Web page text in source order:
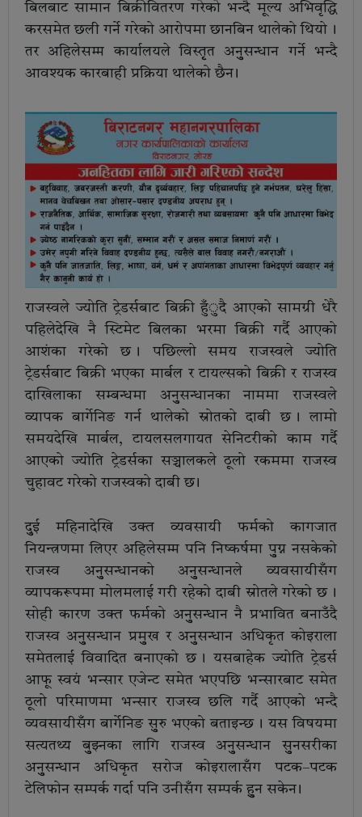
बिलबाट सामान बिक्रीवितरण गरेको भन्दै मूल्य अभिवृद्धि
करसमेत छली गर्ने गरेको आरोपमा छानबिन थालेको थियो ।
तर अहिलेसम्म कार्यालयले विस्तृृत अनुुसन्धान गर्ने भन्दै
आवश्यक कारबाही प्रक्रिया थालेको छैन ।
राजस्वले ज्योति ट्रेडर्सबाट बिक्री हुँुदै आएको सामग्री धेरै
पहिलेदेखि नै स्टिमेट बिलका भरमा बिक्री गर्दै आएको
आशंका गरेको छ । पछिल्लो समय राजस्वले ज्योति
ट्रेडर्सबाट बिक्री भएका मार्बल र टायल्सको बिक्री र राजस्व
दाखिलाका सम्बन्धमा अनुुसन्धानका नाममा राजस्वले
व्यापक बार्गेनिङ गर्न थालेको स्रोतको दाबी छ । लामो
समयदेखि मार्बल, टायलसलगायत सेनिटरीको काम गर्दै
आएको ज्योति ट्रेडर्सका सञ्चालकले ठूलो रकममा राजस्व
चुहावट गरेको राजस्वको दाबी छ ।
दुुई महिनादेखि उक्त व्यवसायी फर्मको कागजात
नियन्त्रणमा लिएर अहिलेसम्म पनि निष्कर्षमा पुुग्न नसकेको
राजस्व अनुुसन्धानको अनुुसन्धानले व्यवसायीसँग
व्यापकरूपमा मोलमलाई गरी रहेको दाबी स्रोतले गरेको छ ।
सोही कारण उक्त फर्मको अनुुसन्धान नै प्रभावित बनाउँदै
राजस्व अनुुसन्धान प्रमुुख र अनुुसन्धान अधिकृत कोइराला
समेतलाई विवादित बनाएको छ । यसबाहेक ज्योति ट्रेडर्स
आफू स्वयं भन्सार एजेन्ट समेत भएपछि भन्सारबाट समेत
ठूलो परिमाणमा भन्सार राजस्व छलि गर्दै आएको भन्दै
व्यवसायीसँग बार्गेनिङ सुुरु भएको बताइन्छ । यस विषयमा
सत्यतथ्य बुुझ्नका लागि राजस्व अनुुसन्धान सुुनसरीका
अनुुसन्धान अधिकृत सरोज कोइरालासँग पटक–पटक
टेलिफोन सम्पर्क गर्दा पनि उनीसँग सम्पर्क हुुन सकेन ।